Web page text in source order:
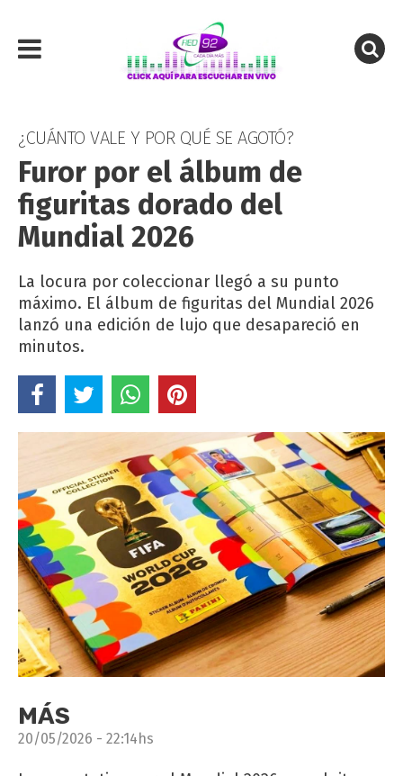
¿CUÁNTO VALE Y POR QUÉ SE AGOTÓ?
Furor por el álbum de
figuritas dorado del
Mundial 2026
La locura por coleccionar llegó a su punto
máximo. El álbum de figuritas del Mundial 2026
lanzó una edición de lujo que desapareció en
minutos.
MÁS
20/05/2026 - 22:14hs